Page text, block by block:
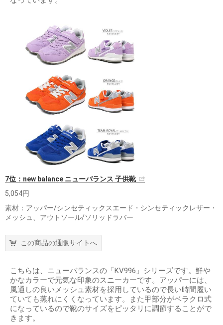
7位：new balance ニューバランス 子供靴
5,054円
素材：アッパー/シンセティックスエード・シンセティックレザー・
メッシュ、アウトソール/ソリッドラバー
この商品の通販サイトへ
こちらは、ニューバランスの「KV996」シリーズです。鮮や
かなカラーで元気な印象のスニーカーです。アッパーには、
風通しの良いメッシュ素材を採用しているので長い時間履い
ていても蒸れにくくなっています。また甲部分がベラクロ式
になっているので靴のサイズをピッタリに調節することがで
きます。